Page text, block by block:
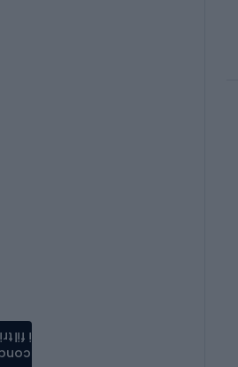
i filtri